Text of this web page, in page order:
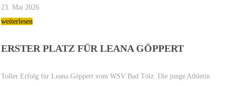
23. Mai 2026
weiterlesen
ERSTER PLATZ FÜR LEANA GÖPPERT
Toller Erfolg für Leana Göppert vom WSV Bad Tölz: Die junge Athletin